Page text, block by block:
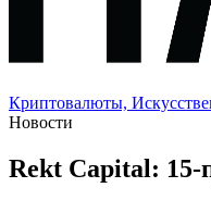
Криптовалюты,
Новости
Rekt Capital: 15-